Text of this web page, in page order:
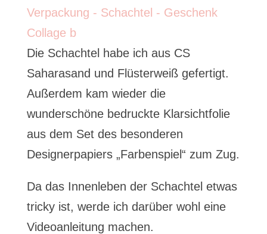
Die Schachtel habe ich aus CS
Saharasand und Flüsterweiß gefertigt.
Außerdem kam wieder die
wunderschöne bedruckte Klarsichtfolie
aus dem Set des besonderen
Designerpapiers „Farbenspiel“ zum Zug.
Da das Innenleben der Schachtel etwas
tricky ist, werde ich darüber wohl eine
Videoanleitung machen.